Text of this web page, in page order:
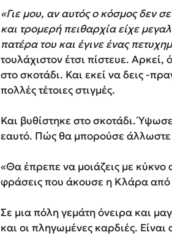
«Γιε μου, αν αυτός ο κόσμος δεν
και τρομερή πειθαρχία είχε
πατέρα του και έγινε ένας
τουλάχιστον έτσι πίστευε.
στο σκοτάδι. Και εκεί να δεις -
πολλές τέτοιες στιγμές.
Και βυθίστηκε στο σκοτάδι.
εαυτό. Πώς θα μπορούσε άλλωστε
«Θα έπρεπε να μοιάζεις με κύκνο
φράσεις που άκουσε η Κλάρα από
Σε μια πόλη γεμάτη όνειρα και
και οι πληγωμένες καρδιές. Είναι